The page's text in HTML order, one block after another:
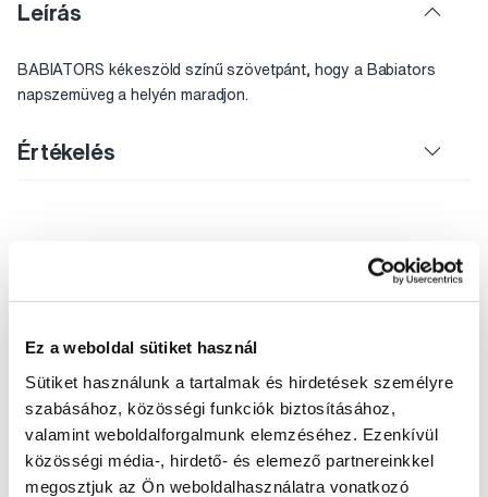
Ez a weboldal sütiket használ
Sütiket használunk a tartalmak és hirdetések személyre
szabásához, közösségi funkciók biztosításához,
valamint weboldalforgalmunk elemzéséhez. Ezenkívül
közösségi média-, hirdető- és elemező partnereinkkel
megosztjuk az Ön weboldalhasználatra vonatkozó
Leírás
BABIATORS kékeszöld színű szövetpánt, hogy a Babiators
napszemüveg a helyén maradjon.
Értékelés
Írjon szakértőinknek